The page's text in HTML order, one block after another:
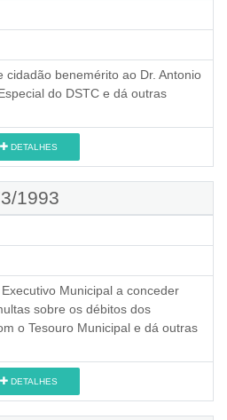
cidadão benemérito ao Dr. Antonio
do DSTC e dá outras
DETALHES
1993
Municipal a conceder
sobre os débitos dos
o Tesouro Municipal e dá outras
DETALHES